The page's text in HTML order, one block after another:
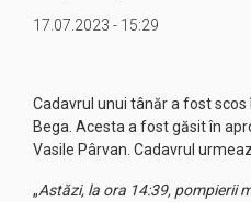
17.07.2023 - 15:29
Cadavrul unui tânăr a fost
Bega. Acesta a fost găsit în
Vasile Pârvan. Cadavrul
„Astăzi, la ora 14:39, pompierii